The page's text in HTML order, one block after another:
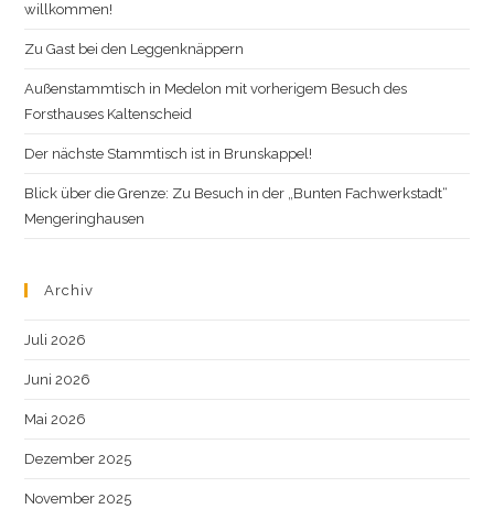
willkommen!
Zu Gast bei den Leggenknäppern
Außenstammtisch in Medelon mit vorherigem Besuch des
Forsthauses Kaltenscheid
Der nächste Stammtisch ist in Brunskappel!
Blick über die Grenze: Zu Besuch in der „Bunten Fachwerkstadt“
Mengeringhausen
Archiv
Juli 2026
Juni 2026
Mai 2026
Dezember 2025
November 2025